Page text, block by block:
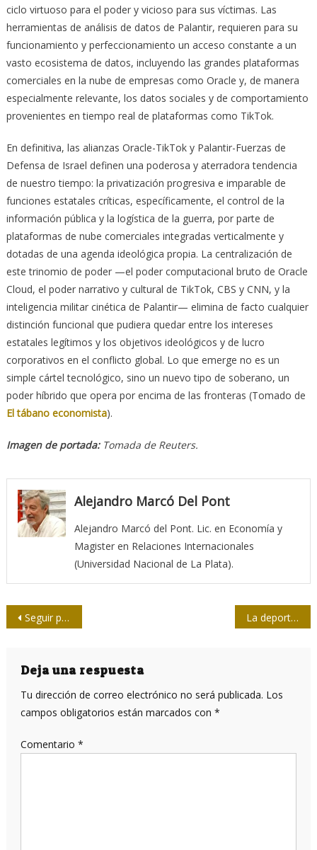
ciclo virtuoso para el poder y vicioso para sus víctimas. Las
herramientas de análisis de datos de Palantir, requieren para su
funcionamiento y perfeccionamiento un acceso constante a un
vasto ecosistema de datos, incluyendo las grandes plataformas
comerciales en la nube de empresas como Oracle y, de manera
especialmente relevante, los datos sociales y de comportamiento
provenientes en tiempo real de plataformas como TikTok.
En definitiva, las alianzas Oracle-TikTok y Palantir-Fuerzas de
Defensa de Israel definen una poderosa y aterradora tendencia
de nuestro tiempo: la privatización progresiva e imparable de
funciones estatales críticas, específicamente, el control de la
información pública y la logística de la guerra, por parte de
plataformas de nube comerciales integradas verticalmente y
dotadas de una agenda ideológica propia. La centralización de
este trinomio de poder —el poder computacional bruto de Oracle
Cloud, el poder narrativo y cultural de TikTok, CBS y CNN, y la
inteligencia militar cinética de Palantir— elimina de facto cualquier
distinción funcional que pudiera quedar entre los intereses
estatales legítimos y los objetivos ideológicos y de lucro
corporativos en el conflicto global. Lo que emerge no es un
simple cártel tecnológico, sino un nuevo tipo de soberano, un
poder híbrido que opera por encima de las fronteras (Tomado de
El tábano economista).
Imagen de portada:Tomada de Reuters.
Alejandro Marcó Del Pont
Alejandro Marcó del Pont. Lic. en Economía y
Magister en Relaciones Internacionales
(Universidad Nacional de La Plata).
Navegación
entradas
Seguir pensando y preguntando con Palestina en el corazón La deportación como estrategia de clase en EEUU
Deja una respuesta
Tu dirección de correo electrónico no será publicada. Los
campos obligatorios están marcados con *
Comentario *